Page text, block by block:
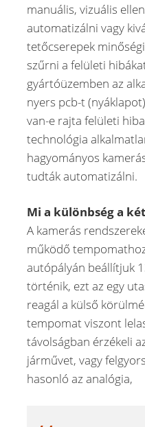
manuális, vizuális
automatizálni vagy
tetőcserepek
szűrni a felületi
gyártóüzemben az
nyers pcb-t
van-e rajta felületi
technológia
hagyományos
tudták automatizálni.
Mi a különbség a
A kamerás
működő
autópályán beállítjuk
történik, ezt az egy
reagál a külső
tempomat viszont
távolságban érzékeli
járművet, vagy
hasonló az analógia,